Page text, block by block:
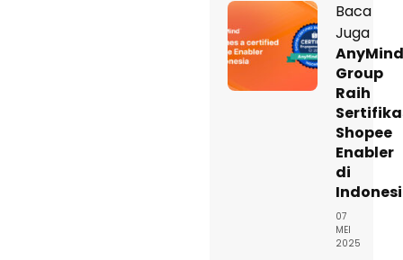
Baca
Juga
AnyMind
Group
Raih
Shopee
Enabler
di
07
MEI
2025